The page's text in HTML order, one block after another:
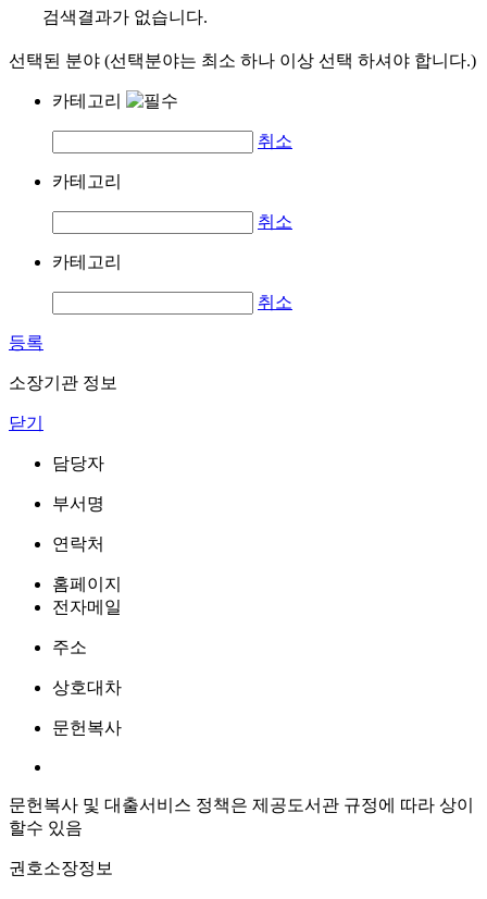
검색결과가 없습니다.
선택된 분야 (선택분야는 최소 하나 이상 선택 하셔야 합니다.)
카테고리
취소
카테고리
취소
카테고리
취소
등록
소장기관 정보
닫기
담당자
부서명
연락처
홈페이지
전자메일
주소
상호대차
문헌복사
문헌복사 및 대출서비스 정책은 제공도서관 규정에 따라 상이
할수 있음
권호소장정보